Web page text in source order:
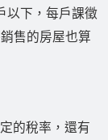
以下，每戶課徵
售的房屋也算
的稅率，還有